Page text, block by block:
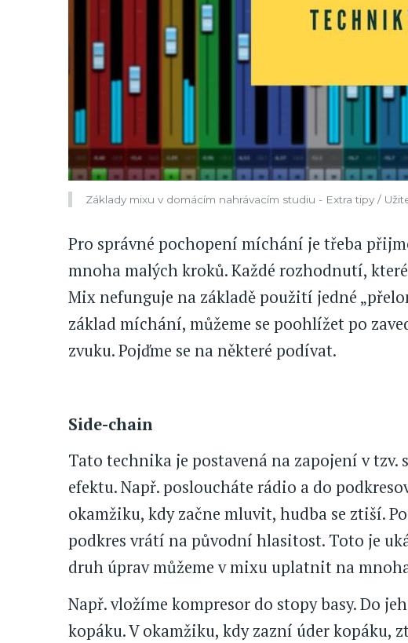
Základy mixu v domácím nahrávacím studiu - Extra tipy /
Pro správné pochopení míchání je třeba
mnoha malých kroků. Každé rozhodnutí,
Mix nefunguje na základě použití jedné
základ míchání, můžeme se poohlížet po
zvuku. Pojďme se na některé podívat.
Side-chain
Tato technika je postavená na zapojení v
efektu. Např. posloucháte rádio a do
okamžiku, kdy začne mluvit, hudba se ztiší.
podkres vrátí na původní hlasitost. Toto je
druh úprav můžeme v mixu uplatnit na
Např. vložíme kompresor do stopy basy. Do
kopáku. V okamžiku, kdy zazní úder kopáku,